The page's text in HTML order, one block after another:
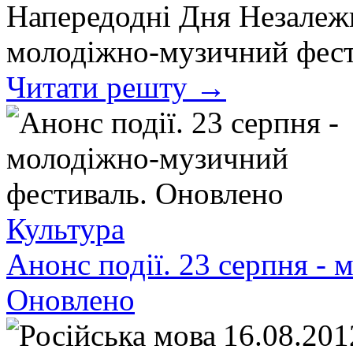
Напередодні Дня
молодіжно-музичний
Читати решту →
Культура
Анонс події. 23 серпня -
Оновлено